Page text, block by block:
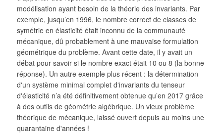
modélisation ayant besoin de la théorie des invariants. Par
exemple, jusqu’en 1996, le nombre correct de classes de
symétrie en élasticité était inconnu de la communauté
mécanique, dû probablement à une mauvaise formulation
géométrique du problème. Avant cette date, il y avait un
débat pour savoir si le nombre exact était 10 ou 8 (la bonne
réponse). Un autre exemple plus récent : la détermination
d'un système minimal complet d'invariants du tenseur
d'élasticité n’a été définitivement obtenue qu’en 2017 grâce
à des outils de géométrie algébrique. Un vieux problème
théorique de mécanique, laissé ouvert depuis au moins une
quarantaine d'années !